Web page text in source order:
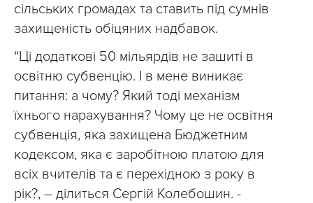
сільських громадах та ставить під сумнів
захищеність обіцяних надбавок.
“Ці додаткові 50 мільярдів не зашиті в
освітню субвенцію. І в мене виникає
питання: а чому? Який тоді механізм
їхнього нарахування? Чому це не освітня
субвенція, яка захищена Бюджетним
кодексом, яка є заробітною платою для
всіх вчителів та є перехідною з року в
рік?, – ділиться Сергій Колебошин. -